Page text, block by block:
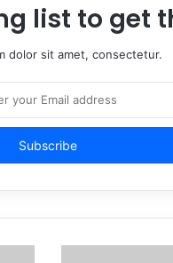
list to get
dolor sit amet, consectetur.